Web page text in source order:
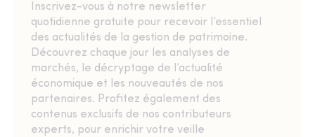
Inscrivez-vous à notre newsletter
quotidienne gratuite pour recevoir l’essentiel
des actualités de la gestion de patrimoine.
Découvrez chaque jour les analyses de
marchés, le décryptage de l’actualité
économique et les nouveautés de nos
partenaires. Profitez également des
contenus exclusifs de nos contributeurs
experts, pour enrichir votre veille